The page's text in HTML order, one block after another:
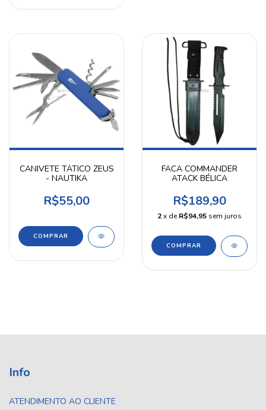
CANIVETE TÁTICO ZEUS
- NAUTIKA
R$55,00
FACA COMMANDER
ATACK BÉLICA
R$189,90
2x deR$94,95 sem juros
Info
ATENDIMENTO AO CLIENTE